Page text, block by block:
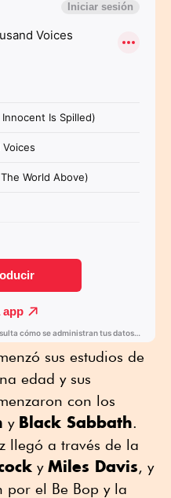
sus estudios de
edad y sus
con los
y Black Sabbath.
llegó a través de la
y Miles Davis, y
por el Be Bop y la